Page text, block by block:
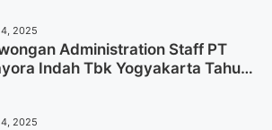
2025
Administration Staff PT
Indah Tbk Yogyakarta Tahun
2025